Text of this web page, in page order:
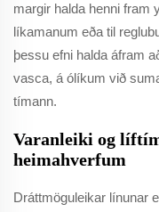
margir halda henni fram
líkamanum eða til
þessu efni halda áfram
vasca, á ólíkum við
tímann.
Varanleiki og
heimahverfum
Dráttmöguleikar línunar